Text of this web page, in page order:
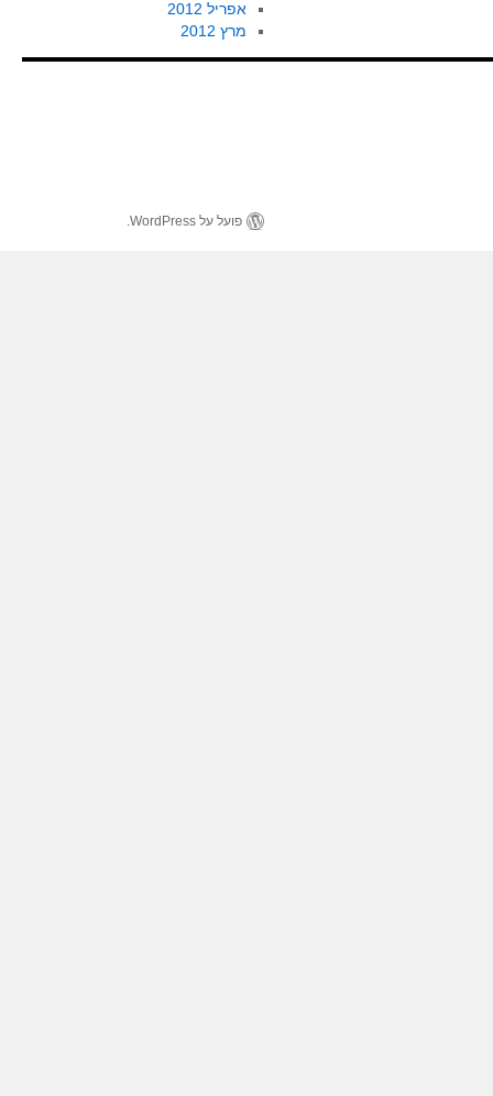
אפריל 2012
מרץ 2012
פועל על WordPress.